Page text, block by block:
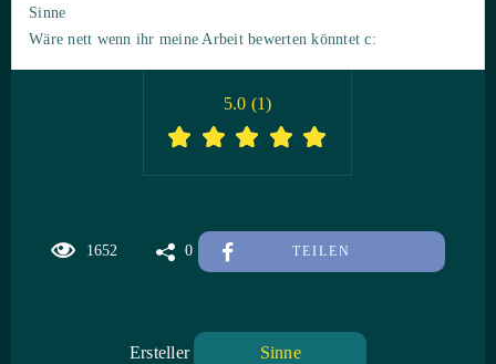
Sinne
Wäre nett wenn ihr meine Arbeit bewerten könntet c:
1652 0 TEILEN
5.0 (1)
Ersteller Sinne